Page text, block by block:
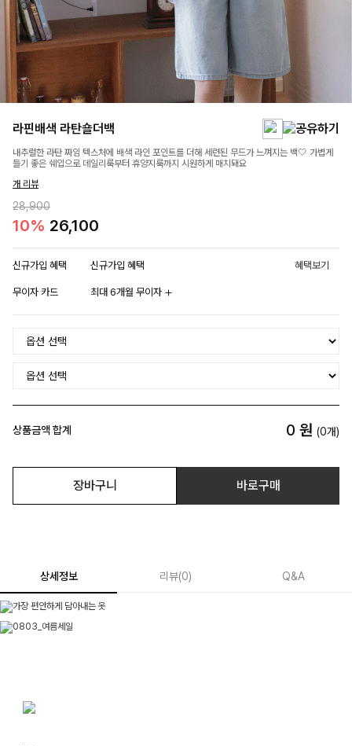
라핀배색 라탄숄더백
내추럴한 라탄 짜임 텍스처에 배색 라인 포인트를 더해 세련된 무드가 느껴지는 백🤍 가볍게
들기 좋은 쉐입으로 데일리룩부터 휴양지룩까지 시원하게 매치돼요
개 리뷰
28,900
10% 26,100
신규가입 혜택 신규가입 혜택 혜택보기
무이자 카드 최대 6개월 무이자
상품금액 합계 0 원 (0개)
장바구니 바로구매
상세정보 리뷰(0) Q&A